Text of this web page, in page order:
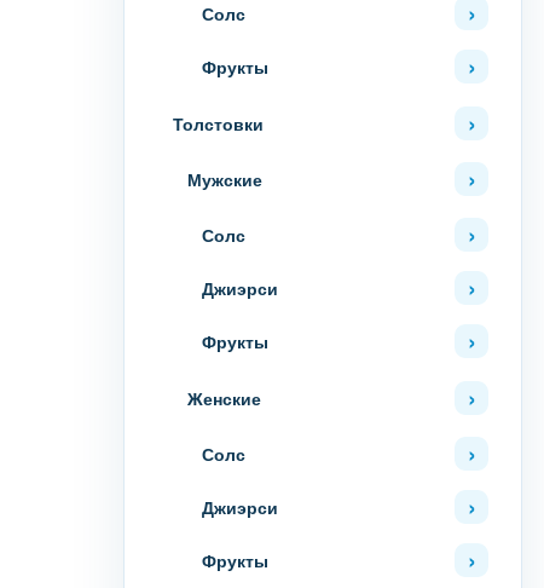
Солс
Фрукты
Толстовки
Мужские
Солс
Джиэрси
Фрукты
Женские
Солс
Джиэрси
Фрукты